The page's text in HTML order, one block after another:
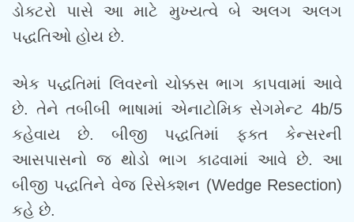
ડોક્ટરો પાસે આ માટે મુખ્યત્વે બે અલગ અલગ
પદ્ધતિઓ હોય છે.
એક પદ્ધતિમાં લિવરનો ચોક્કસ ભાગ કાપવામાં આવે
છે. તેને તબીબી ભાષામાં એનાટોમિક સેગમેન્ટ 4b/5
કહેવાય છે. બીજી પદ્ધતિમાં ફક્ત કેન્સરની
આસપાસનો જ થોડો ભાગ કાઢવામાં આવે છે. આ
બીજી પદ્ધતિને વેજ રિસેક્શન (Wedge Resection)
કહે છે.